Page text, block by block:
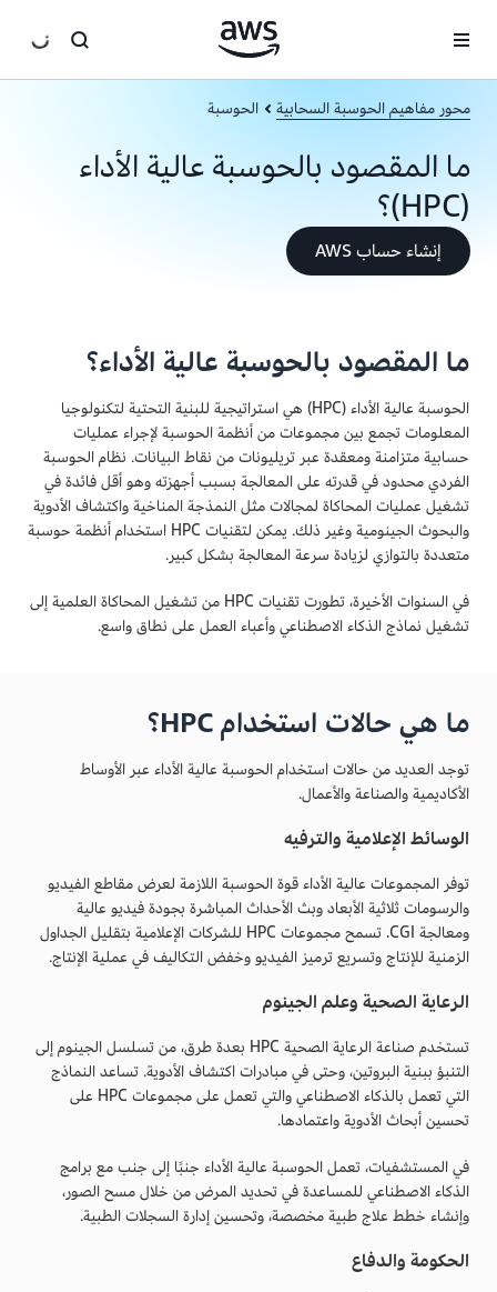
محور مفاهيم الحوسبة السحابية الحوسبة
ما المقصود بالحوسبة عالية الأداء
(HPC)؟
إنشاء حساب AWS
ما المقصود بالحوسبة عالية الأداء؟
الحوسبة عالية الأداء (HPC) هي استراتيجية للبنية التحتية لتكنولوجيا
المعلومات تجمع بين مجموعات من أنظمة الحوسبة لإجراء عمليات
حسابية متزامنة ومعقدة عبر تريليونات من نقاط البيانات. نظام الحوسبة
الفردي محدود في قدرته على المعالجة بسبب أجهزته وهو أقل فائدة في
تشغيل عمليات المحاكاة لمجالات مثل النمذجة المناخية واكتشاف الأدوية
والبحوث الجينومية وغير ذلك. يمكن لتقنيات HPC استخدام أنظمة حوسبة
متعددة بالتوازي لزيادة سرعة المعالجة بشكل كبير.
في السنوات الأخيرة، تطورت تقنيات HPC من تشغيل المحاكاة العلمية إلى
تشغيل نماذج الذكاء الاصطناعي وأعباء العمل على نطاق واسع.
ما هي حالات استخدام HPC؟
توجد العديد من حالات استخدام الحوسبة عالية الأداء عبر الأوساط
الأكاديمية والصناعة والأعمال.
الوسائط الإعلامية والترفيه
توفر المجموعات عالية الأداء قوة الحوسبة اللازمة لعرض مقاطع الفيديو
والرسومات ثلاثية الأبعاد وبث الأحداث المباشرة بجودة فيديو عالية
ومعالجة CGI. تسمح مجموعات HPC للشركات الإعلامية بتقليل الجداول
الزمنية للإنتاج وتسريع ترميز الفيديو وخفض التكاليف في عملية الإنتاج.
الرعاية الصحية وعلم الجينوم
تستخدم صناعة الرعاية الصحية HPC بعدة طرق، من تسلسل الجينوم إلى
التنبؤ ببنية البروتين، وحتى في مبادرات اكتشاف الأدوية. تساعد النماذج
التي تعمل بالذكاء الاصطناعي والتي تعمل على مجموعات HPC على
تحسين أبحاث الأدوية واعتمادها.
في المستشفيات، تعمل الحوسبة عالية الأداء جنبًا إلى جنب مع برامج
الذكاء الاصطناعي للمساعدة في تحديد المرض من خلال مسح الصور،
وإنشاء خطط علاج طبية مخصصة، وتحسين إدارة السجلات الطبية.
الحكومة والدفاع